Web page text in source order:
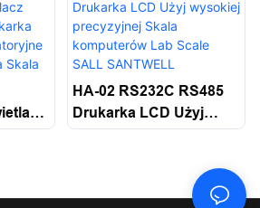
Ważenia Małych
Ciężarów Równowagi
Santwell
Skala
HA-02 RS232C RS485
Drukarka LCD Użyj
Wysokiej Precyzyjnej
Scale SALL SANTWELL